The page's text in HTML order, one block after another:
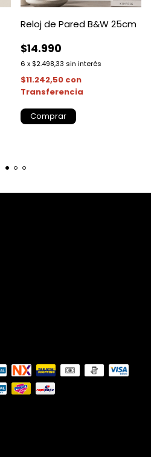
Reloj de Pared B&W 25cm
$14.990
6 x $2.498,33 sin interés
$11.242,50 con
Transferencia